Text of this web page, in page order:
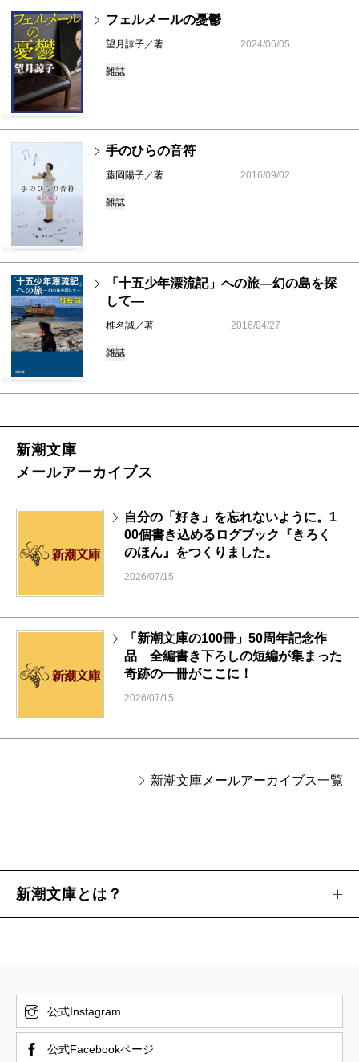
フェルメールの憂鬱
望月諒子／著 2024/06/05
雑誌
手のひらの音符
藤岡陽子／著 2016/09/02
雑誌
「十五少年漂流記」への旅―幻の島を探
して―
椎名誠／著 2016/04/27
雑誌
新潮文庫
メールアーカイブス
自分の「好き」を忘れないように。1
00個書き込めるログブック『きろく
のほん』をつくりました。
2026/07/15
「新潮文庫の100冊」50周年記念作
品 全編書き下ろしの短編が集まった
奇跡の一冊がここに！
2026/07/15
新潮文庫メールアーカイブス一覧
新潮文庫とは？
公式Instagram
公式Facebookページ